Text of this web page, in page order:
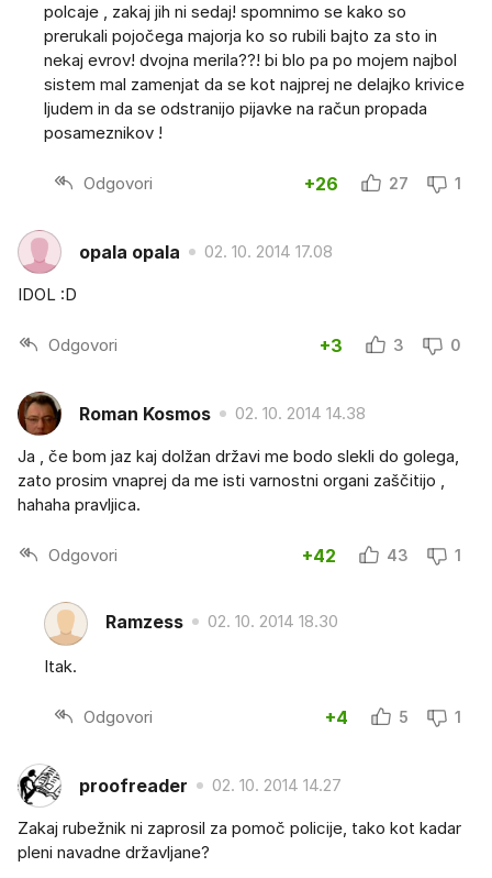
polcaje , zakaj jih ni sedaj! spomnimo se kako so
prerukali pojočega majorja ko so rubili bajto za sto in
nekaj evrov! dvojna merila??! bi blo pa po mojem najbol
sistem mal zamenjat da se kot najprej ne delajko krivice
ljudem in da se odstranijo pijavke na račun propada
posameznikov !
Odgovori +26 27 1
opala opala 02. 10. 2014 17.08
IDOL :D
Odgovori +3 3 0
Roman Kosmos 02. 10. 2014 14.38
Ja , če bom jaz kaj dolžan državi me bodo slekli do golega,
zato prosim vnaprej da me isti varnostni organi zaščitijo ,
hahaha pravljica.
Odgovori +42 43 1
Ramzess 02. 10. 2014 18.30
Itak.
Odgovori +4 5 1
proofreader 02. 10. 2014 14.27
Zakaj rubežnik ni zaprosil za pomoč policije, tako kot kadar
pleni navadne državljane?